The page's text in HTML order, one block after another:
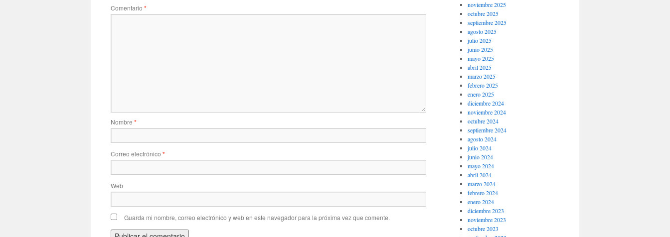
Comentario *
Nombre *
Correo electrónico *
Web
Guarda mi nombre, correo electrónico y web en este navegador para la próxima vez que comente.
noviembre 2025
octubre 2025
septiembre 2025
agosto 2025
julio 2025
junio 2025
mayo 2025
abril 2025
marzo 2025
febrero 2025
enero 2025
diciembre 2024
noviembre 2024
octubre 2024
septiembre 2024
agosto 2024
julio 2024
junio 2024
mayo 2024
abril 2024
marzo 2024
febrero 2024
enero 2024
diciembre 2023
noviembre 2023
octubre 2023